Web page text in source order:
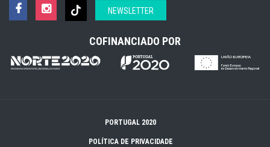
NEWSLETTER
COFINANCIADO POR
PORTUGAL 2020
POLÍTICA DE PRIVACIDADE